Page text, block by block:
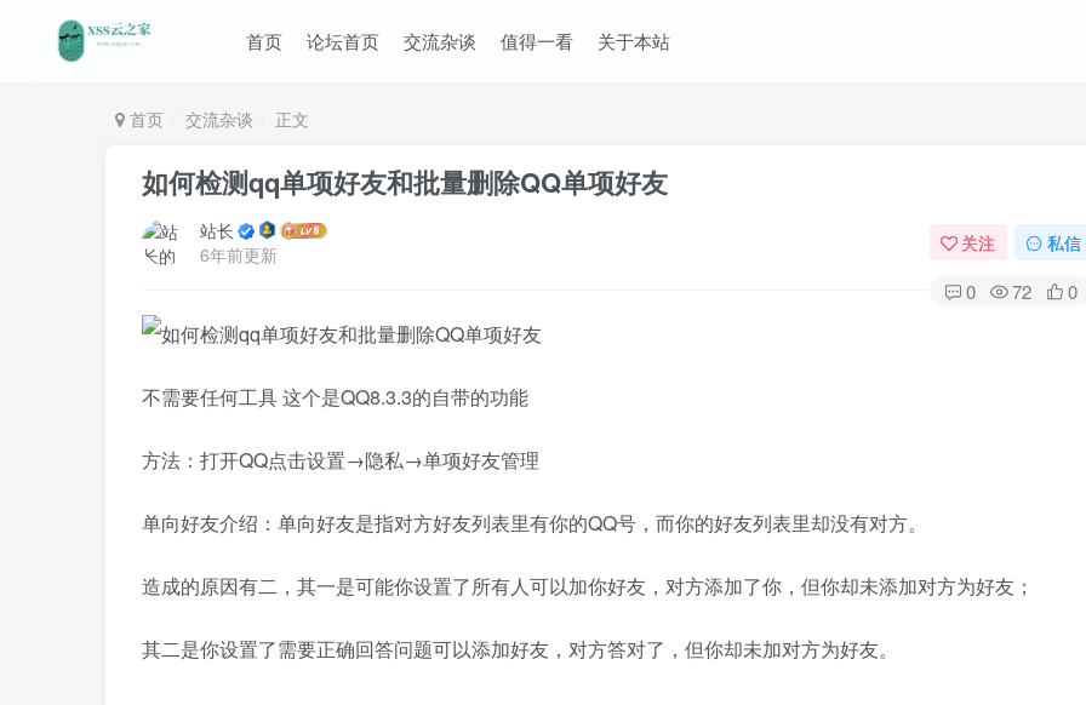
首页 论坛首页 交流杂谈 值得一看 关于本站
首页 交流杂谈 正文
如何检测qq单项好友和批量删除QQ单项好友
站长
6年前更新
关注 私信
0 72 0
不需要任何工具 这个是QQ8.3.3的自带的功能
方法：打开QQ点击设置→隐私→单项好友管理
单向好友介绍：单向好友是指对方好友列表里有你的QQ号，而你的好友列表里却没有对方。
造成的原因有二，其一是可能你设置了所有人可以加你好友，对方添加了你，但你却未添加对方为好友；
其二是你设置了需要正确回答问题可以添加好友，对方答对了，但你却未加对方为好友。